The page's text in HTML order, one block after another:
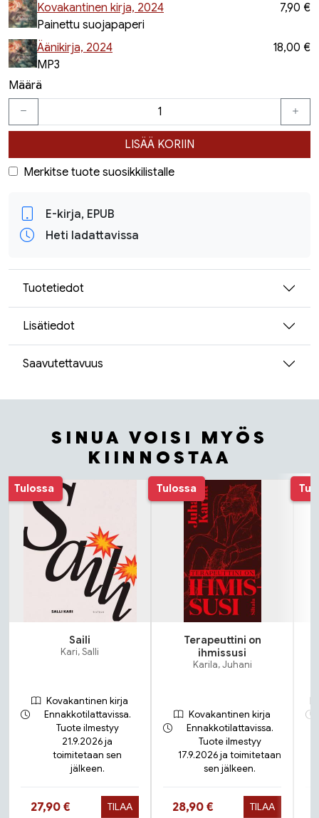
Kovakantinen kirja, 2024
Painettu suojapaperi
7,90 €
Äänikirja, 2024
MP3
18,00 €
Määrä
LISÄÄ KORIIN
Merkitse tuote suosikkilistalle
E-kirja, EPUB
Heti ladattavissa
Tuotetiedot
Lisätiedot
Saavutettavuus
SINUA VOISI MYÖS
KIINNOSTAA
Tuoteluettelon alku
Tulossa
Saili
Kari, Salli
Kovakantinen kirja
Ennakkotilattavissa.
Tuote ilmestyy
21.9.2026 ja
toimitetaan sen
jälkeen.
Hinta nyt
27,90 € TILAA
Tulossa
Terapeuttini on
ihmissusi
Karila, Juhani
Kovakantinen kirja
Ennakkotilattavissa.
Tuote ilmestyy
17.9.2026 ja toimitetaan
sen jälkeen.
Hinta nyt
28,90 € TILAA